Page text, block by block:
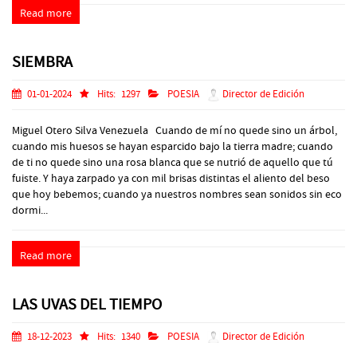
Read more
SIEMBRA
01-01-2024 Hits: 1297 POESIA Director de Edición
Miguel Otero Silva Venezuela Cuando de mí no quede sino un árbol,
cuando mis huesos se hayan esparcido bajo la tierra madre; cuando
de ti no quede sino una rosa blanca que se nutrió de aquello que tú
fuiste. Y haya zarpado ya con mil brisas distintas el aliento del beso
que hoy bebemos; cuando ya nuestros nombres sean sonidos sin eco
dormi...
Read more
LAS UVAS DEL TIEMPO
18-12-2023 Hits: 1340 POESIA Director de Edición